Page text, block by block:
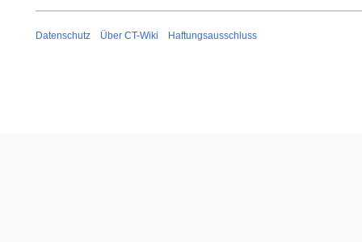
Datenschutz Über CT-Wiki Haftungsausschluss